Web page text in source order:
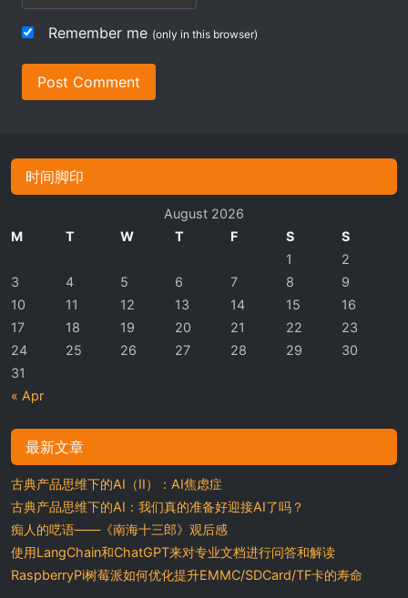
Remember me (only in this browser)
Post Comment
时间脚印
August 2026
M
T W T F S S
« Apr
1
2
3
4 5 6 7 8
9
10
11 12 13 14 15
16
17
18 19 20 21 22
23
24
25 26 27 28 29
30
31
最新文章
古典产品思维下的AI（II）：AI焦虑症
古典产品思维下的AI：我们真的准备好迎接AI了吗？
痴人的呓语——《南海十三郎》观后感
使用LangChain和ChatGPT来对专业文档进行问答和解读
RaspberryPi树莓派如何优化提升EMMC/SDCard/TF卡的寿命